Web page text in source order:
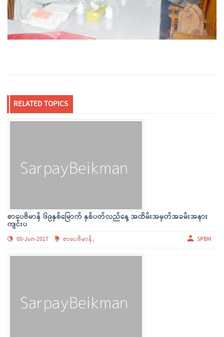
RELATED TOPICS
စာပေဗိမာန် ၆၉နှစ်မြောက် နှစ်ပတ်လည်နေ့ အထိမ်းအမှတ်အခမ်းအနား
ကျင်းပ
08-Jun-2017 စာပေဗိမာန်, SPBM